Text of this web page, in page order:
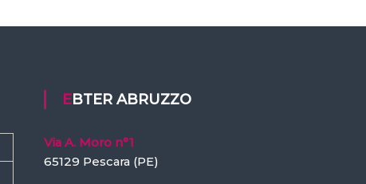
EBTER ABRUZZO
Via A. Moro n°1
65129 Pescara (PE)